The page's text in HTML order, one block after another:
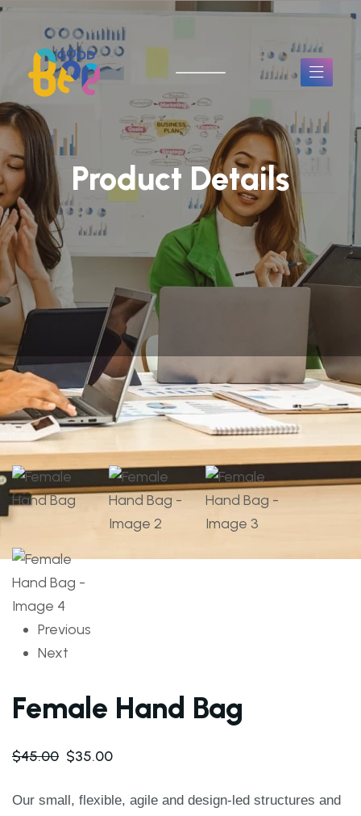
Product Details
Previous
Next
Female Hand Bag
$45.00 $35.00
Our small, flexible, agile and design-led structures and